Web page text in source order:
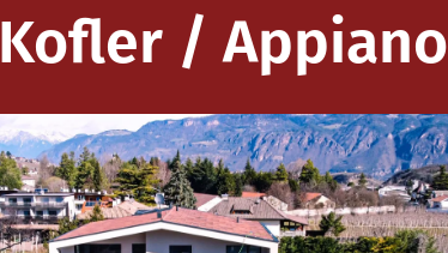
Kofler / Appiano